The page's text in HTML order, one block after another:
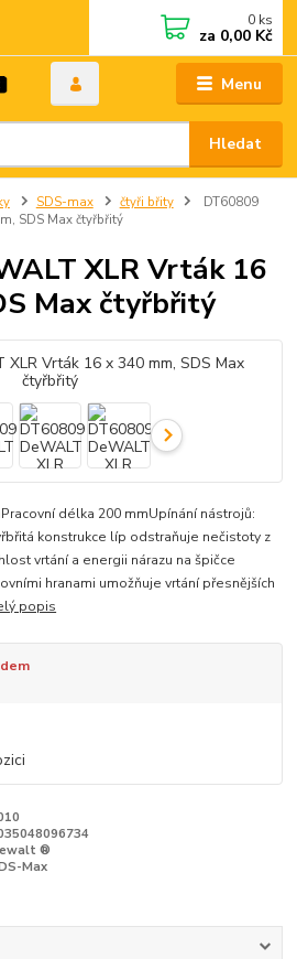
Menu
Hledat
0 ks
za 0,00 Kč
SDS-max čtyři břity
DT60809
SDS Max čtyřbřitý
XLR Vrták 16
Max čtyřbřitý
délka 200 mmUpínání nástrojů:
konstrukce líp odstraňuje nečistoty z
vrtání a energii nárazu na špičce
hranami umožňuje vrtání přesnějších
popis
®
Max